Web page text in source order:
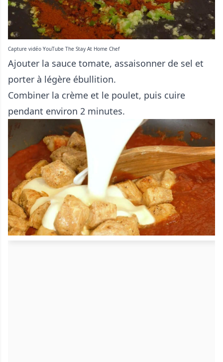
Capture vidéo YouTube The Stay At Home Chef
Ajouter la sauce tomate, assaisonner de sel et
porter à légère ébullition.
Combiner la crème et le poulet, puis cuire
pendant environ 2 minutes.